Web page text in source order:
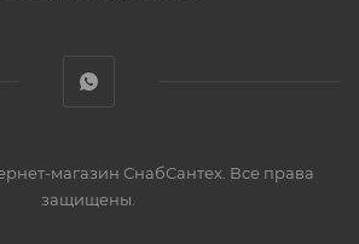
магазин СнабСантех. Все права
защищены.